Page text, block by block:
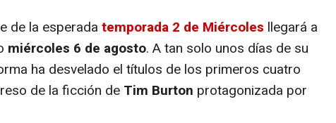
de la esperada temporada 2 de Miércoles llegará a
miércoles 6 de agosto. A tan solo unos días de su
ha desvelado el títulos de los primeros cuatro
de la ficción de Tim Burton protagonizada por